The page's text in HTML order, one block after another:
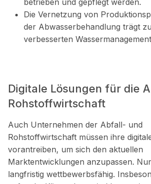
betrieben und gepflegt werden.
Die Vernetzung von
der Abwasserbehandlung trägt
verbesserten
Digitale Lösungen für die
Rohstoffwirtschaft
Auch Unternehmen der Abfall- und
Rohstoffwirtschaft müssen ihre
vorantreiben, um sich den aktuellen
Marktentwicklungen anzupassen.
langfristig wettbewerbsfähig.